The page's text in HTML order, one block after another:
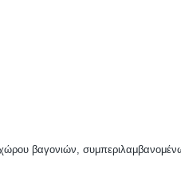
βαγονιών,